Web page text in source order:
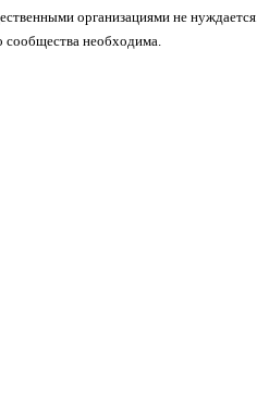
организациями не нуждается.
необходима.